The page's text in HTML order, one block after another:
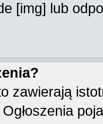
[img] lub
zawierają